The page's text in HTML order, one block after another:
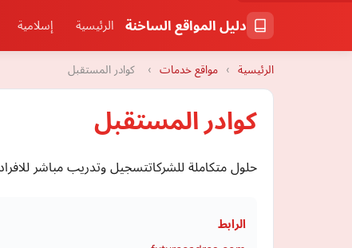
دليل المواقع الساخنة الرئيسية إسلامية
الرئيسية › مواقع خدمات › كوادر المستقبل
كوادر المستقبل
حلول متكاملة للشركاتتسجيل وتدريب مباشر
الرابط